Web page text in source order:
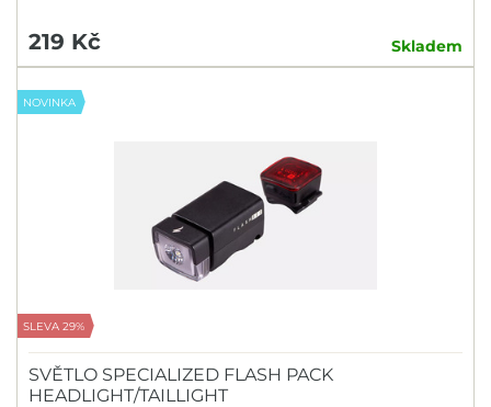
Motorex
Muc-Off
NANOPROTECH
ROCK MACHINE
ROCKSHOX
ROTO
SIGMA
219 Kč Skladem
NOVINKA
SLEVA 29%
SVĚTLO SPECIALIZED FLASH PACK
HEADLIGHT/TAILLIGHT